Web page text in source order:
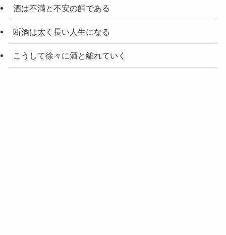
酒は不満と不安の餌である
断酒は太く長い人生になる
こうして徐々に酒と離れていく